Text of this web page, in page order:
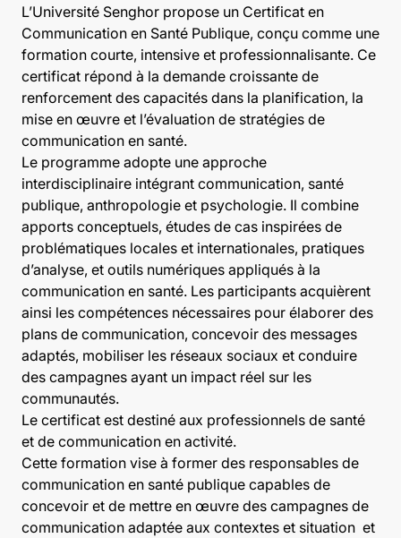
L’Université Senghor propose un Certificat en
Communication en Santé Publique, conçu comme une
formation courte, intensive et professionnalisante. Ce
certificat répond à la demande croissante de
renforcement des capacités dans la planification, la
mise en œuvre et l’évaluation de stratégies de
communication en santé.
Le programme adopte une approche
interdisciplinaire intégrant communication, santé
publique, anthropologie et psychologie. Il combine
apports conceptuels, études de cas inspirées de
problématiques locales et internationales, pratiques
d’analyse, et outils numériques appliqués à la
communication en santé. Les participants acquièrent
ainsi les compétences nécessaires pour élaborer des
plans de communication, concevoir des messages
adaptés, mobiliser les réseaux sociaux et conduire
des campagnes ayant un impact réel sur les
communautés.
Le certificat est destiné aux professionnels de santé
et de communication en activité.
Cette formation vise à former des responsables de
communication en santé publique capables de
concevoir et de mettre en œuvre des campagnes de
communication adaptée aux contextes et situation et